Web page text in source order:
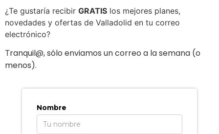
¿Te gustaría recibir GRATIS los mejores planes,
novedades y ofertas de Valladolid en tu correo
electrónico?
Tranquil@, sólo enviamos un correo a la semana (o
menos).